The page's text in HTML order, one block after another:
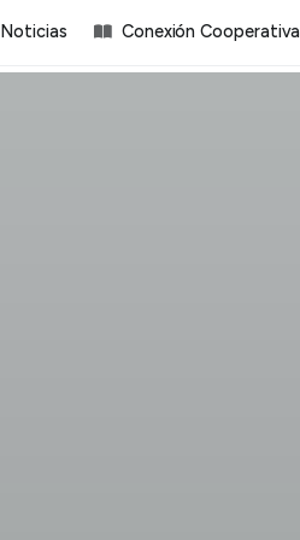
Noticias Conexión Cooperativa